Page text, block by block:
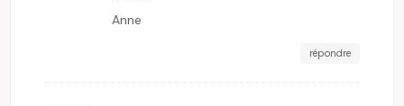
Anne
répondre